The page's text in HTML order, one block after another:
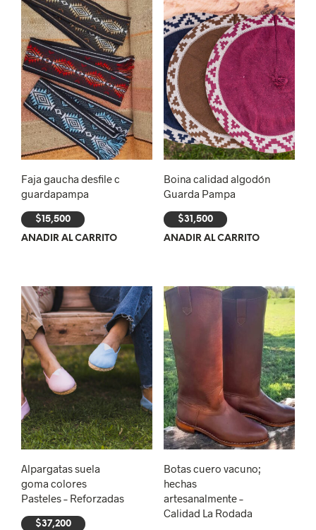
Faja gaucha desfile c
guardapampa
$ 15,500
AÑADIR AL CARRITO
Boina calidad algodón
Guarda Pampa
$31,500
AÑADIR AL CARRITO
Alpargatas suela
goma colores
Pasteles – Reforzadas
$37,200
Botas cuero vacuno;
hechas
artesanalmente –
Calidad La Rodada